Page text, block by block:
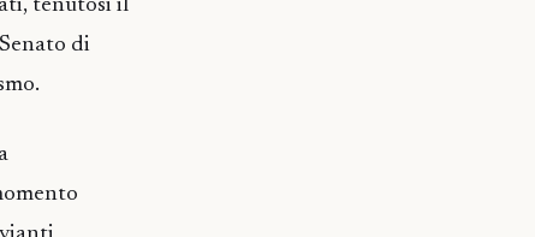
tenutosi il
di